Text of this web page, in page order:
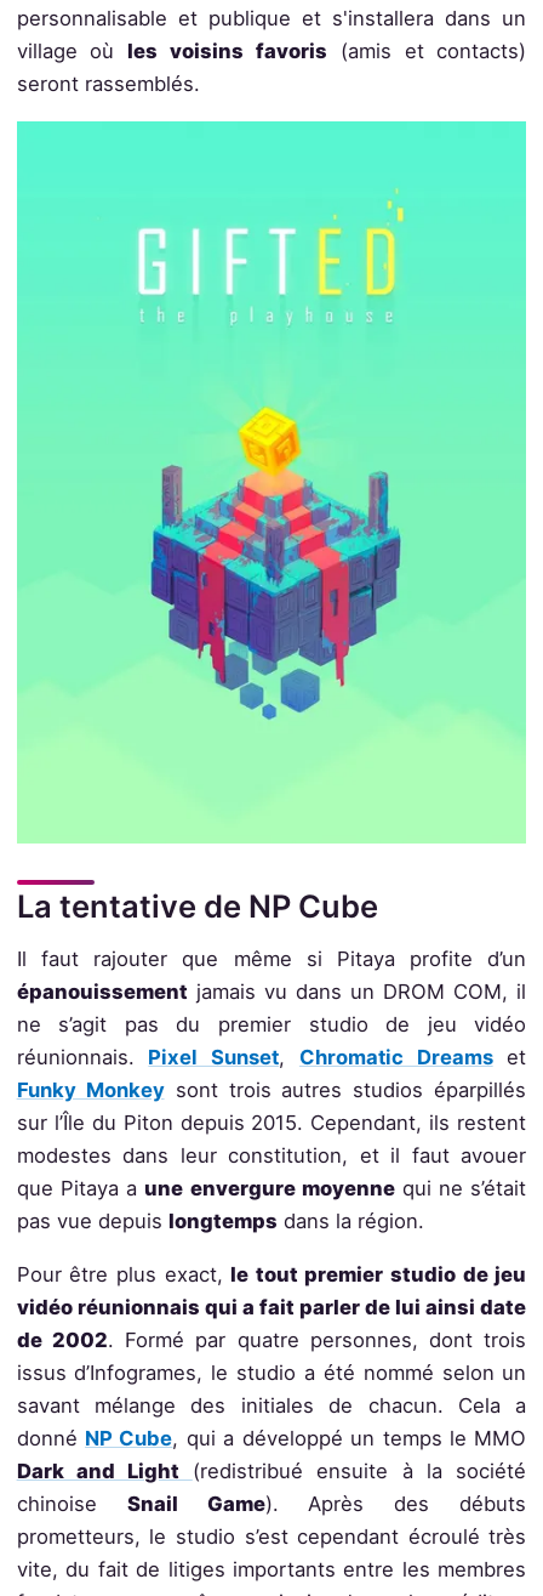
personnalisable et publique et s'installera dans un
village où les voisins favoris (amis et contacts)
seront rassemblés.
La tentative de NP Cube
Il faut rajouter que même si Pitaya profite d’un
épanouissement jamais vu dans un DROM COM, il
ne s’agit pas du premier studio de jeu vidéo
réunionnais. Pixel Sunset, Chromatic Dreamset
Funky Monkeysont trois autres studios éparpillés
sur l’Île du Piton depuis 2015. Cependant, ils restent
modestes dans leur constitution, et il faut avouer
que Pitaya a une envergure moyennequi ne s’était
pas vue depuis longtemps dans la région.
Pour être plus exact, le tout premier studio de jeu
vidéo réunionnais qui a fait parler de lui ainsi date
de 2002. Formé par quatre personnes, dont trois
issus d’Infogrames, le studio a été nommé selon un
savant mélange des initiales de chacun. Cela a
donné NP Cube, qui a développé un temps le MMO
Dark and Light (redistribué ensuite à la société
chinoise Snail Game). Après des débuts
prometteurs, le studio s’est cependant écroulé très
vite, du fait de litiges importants entre les membres